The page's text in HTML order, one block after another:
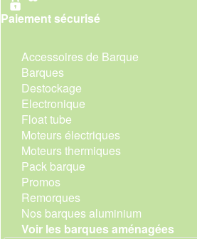
Paiement sécurisé
Accessoires de Barque
Barques
Destockage
Electronique
Float tube
Moteurs électriques
Moteurs thermiques
Pack barque
Promos
Remorques
Nos barques aluminium
Voir les barques aménagées